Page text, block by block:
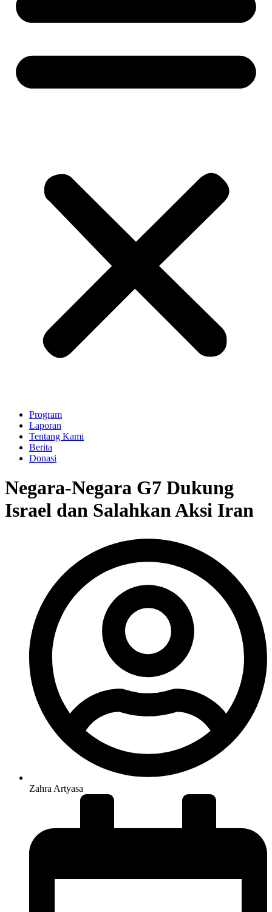
Program
Laporan
Tentang Kami
Berita
Donasi
Negara-Negara G7 Dukung
Israel dan Salahkan Aksi Iran
Zahra Artyasa